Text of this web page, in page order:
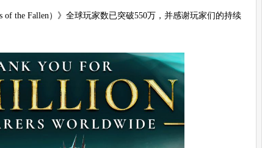
the Fallen）》全球玩家数已突破550万，并感谢玩家们的持续